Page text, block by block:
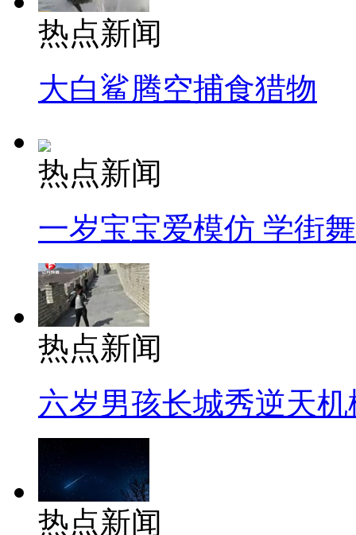
热点新闻
大白鲨腾空捕食猎物
热点新闻
一岁宝宝爱模仿 学街
热点新闻
六岁男孩长城秀逆天机
热点新闻